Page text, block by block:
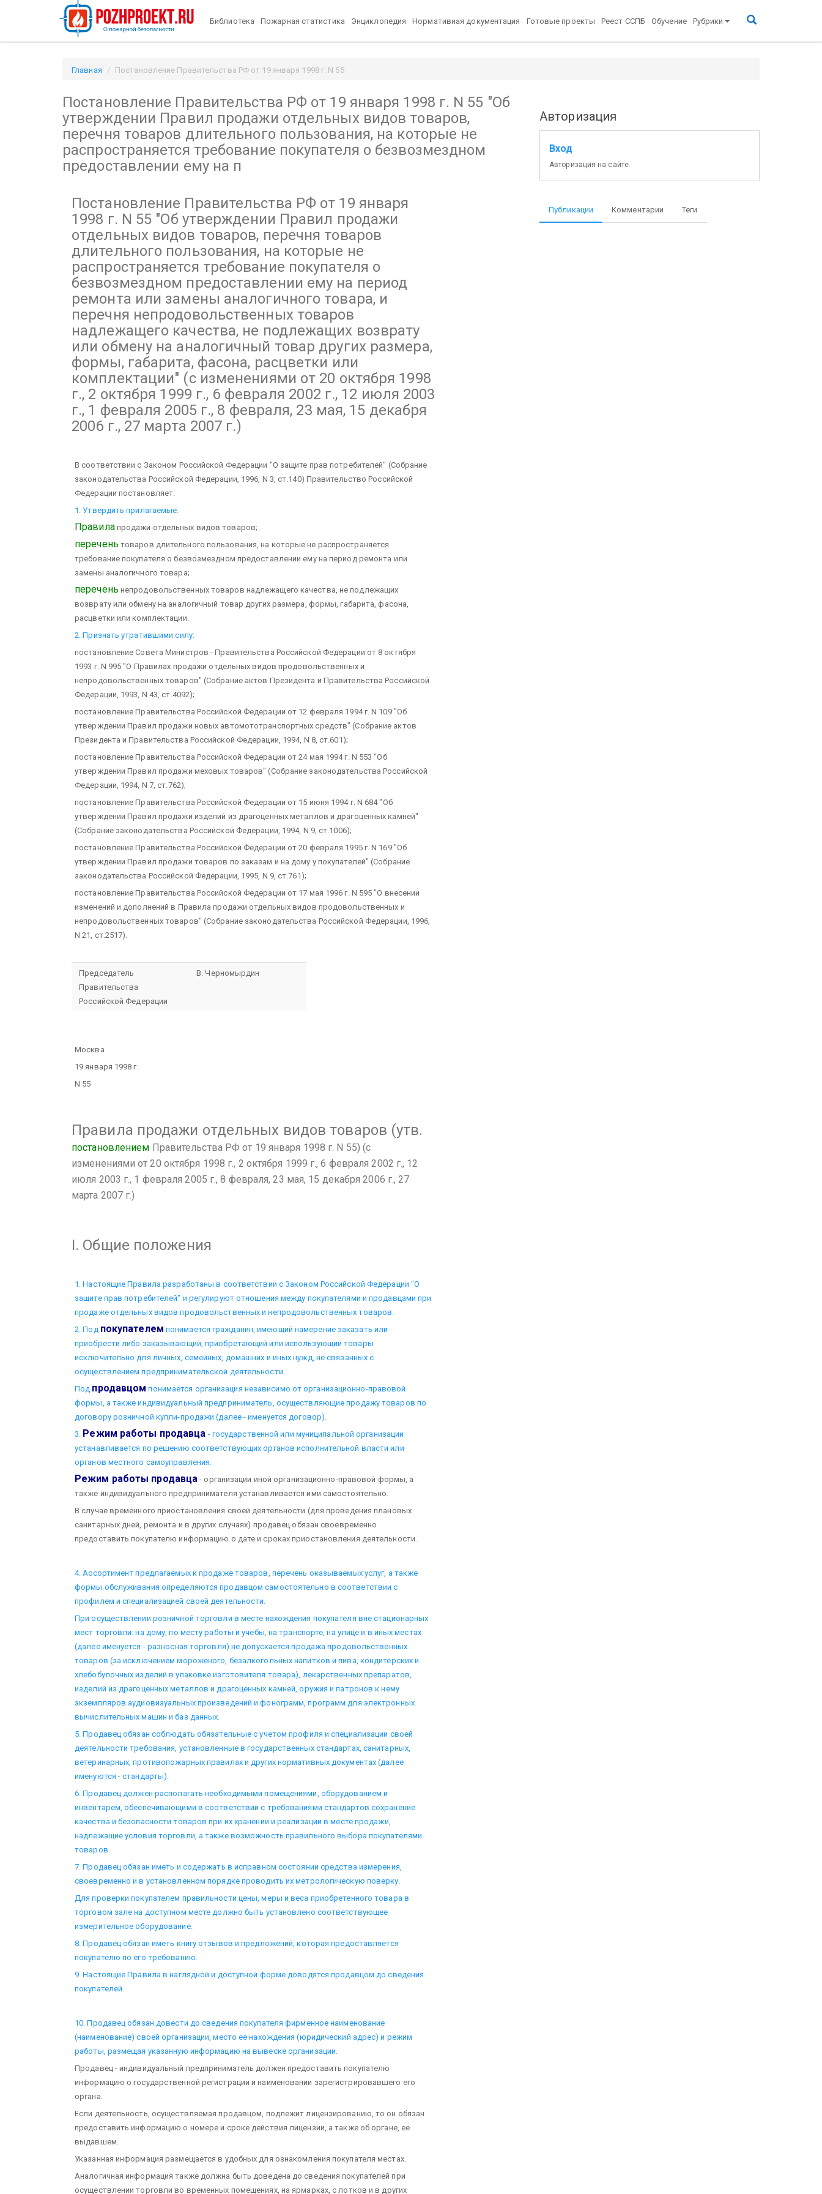
Библиотека Пожарная статистика Энциклопедия Нормативная документация Готовые проекты Реест ССПБ Обучение Рубрики
Главная
Постановление Правительства РФ от 19 января 1998 г. N 55
безвозмездном предоставлении ему на п / Pozhproekt.ru
Постановление Правительства РФ от 19 января 1998 г. N 55 "Об
утверждении Правил продажи отдельных видов товаров,
перечня товаров длительного пользования, на которые не
распространяется требование покупателя о безвозмездном
предоставлении ему на п
Постановление Правительства РФ от 19 января
1998 г. N 55 "Об утверждении Правил продажи
отдельных видов товаров, перечня товаров
длительного пользования, на которые не
распространяется требование покупателя о
безвозмездном предоставлении ему на период
ремонта или замены аналогичного товара, и
перечня непродовольственных товаров
надлежащего качества, не подлежащих возврату
или обмену на аналогичный товар других размера,
формы, габарита, фасона, расцветки или
комплектации" (с изменениями от 20 октября 1998
г., 2 октября 1999 г., 6 февраля 2002 г., 12 июля 2003
г., 1 февраля 2005 г., 8 февраля, 23 мая, 15 декабря
2006 г., 27 марта 2007 г.)
В соответствии с Законом Российской Федерации "О защите прав потребителей" (Собрание
законодательства Российской Федерации, 1996, N 3, ст.140) Правительство Российской
Федерации постановляет:
1. Утвердить прилагаемые:
Правилапродажи отдельных видов товаров;
перечень товаров длительного пользования, на которые не распространяется
требование покупателя о безвозмездном предоставлении ему на период ремонта или
замены аналогичного товара;
перечень непродовольственных товаров надлежащего качества, не подлежащих
возврату или обмену на аналогичный товар других размера, формы, габарита, фасона,
расцветки или комплектации.
2. Признать утратившими силу:
постановление Совета Министров - Правительства Российской Федерации от 8 октября
1993 г. N 995 "О Правилах продажи отдельных видов продовольственных и
непродовольственных товаров" (Собрание актов Президента и Правительства Российской
Федерации, 1993, N 43, ст.4092);
постановление Правительства Российской Федерации от 12 февраля 1994 г. N 109 "Об
утверждении Правил продажи новых автомототранспортных средств" (Собрание актов
Президента и Правительства Российской Федерации, 1994, N 8, ст.601);
постановление Правительства Российской Федерации от 24 мая 1994 г. N 553 "Об
утверждении Правил продажи меховых товаров" (Собрание законодательства Российской
Федерации, 1994, N 7, ст.762);
постановление Правительства Российской Федерации от 15 июня 1994 г. N 684 "Об
утверждении Правил продажи изделий из драгоценных металлов и драгоценных камней"
(Собрание законодательства Российской Федерации, 1994, N 9, ст.1006);
постановление Правительства Российской Федерации от 20 февраля 1995 г. N 169 "Об
утверждении Правил продажи товаров по заказам и на дому у покупателей" (Собрание
законодательства Российской Федерации, 1995, N 9, ст.761);
постановление Правительства Российской Федерации от 17 мая 1996 г. N 595 "О внесении
изменений и дополнений в Правила продажи отдельных видов продовольственных и
непродовольственных товаров" (Собрание законодательства Российской Федерации, 1996,
N 21, ст.2517).
Председатель
Правительства
Российской Федерации
В. Черномырдин
Москва
19 января 1998 г.
N 55
Правила продажи отдельных видов товаров (утв.
постановлением Правительства РФ от 19 января 1998 г. N 55) (с
изменениями от 20 октября 1998 г., 2 октября 1999 г., 6 февраля 2002 г., 12
июля 2003 г., 1 февраля 2005 г., 8 февраля, 23 мая, 15 декабря 2006 г., 27
марта 2007 г.)
I. Общие положения
1. Настоящие Правила разработаны в соответствии с Законом Российской Федерации "О
защите прав потребителей" и регулируют отношения между покупателями и продавцами при
продаже отдельных видов продовольственных и непродовольственных товаров.
2. Под покупателем понимается гражданин, имеющий намерение заказать или
приобрести либо заказывающий, приобретающий или использующий товары
исключительно для личных, семейных, домашних и иных нужд, не связанных с
осуществлением предпринимательской деятельности.
Под продавцом понимается организация независимо от организационно-правовой
формы, а также индивидуальный предприниматель, осуществляющие продажу товаров по
договору розничной купли-продажи (далее - именуется договор).
3. Режим работы продавца - государственной или муниципальной организации
устанавливается по решению соответствующих органов исполнительной власти или
органов местного самоуправления.
Режим работы продавца - организации иной организационно-правовой формы, а
также индивидуального предпринимателя устанавливается ими самостоятельно.
В случае временного приостановления своей деятельности (для проведения плановых
санитарных дней, ремонта и в других случаях) продавец обязан своевременно
предоставить покупателю информацию о дате и сроках приостановления деятельности.
4. Ассортимент предлагаемых к продаже товаров, перечень оказываемых услуг, а также
формы обслуживания определяются продавцом самостоятельно в соответствии с
профилем и специализацией своей деятельности.
При осуществлении розничной торговли в месте нахождения покупателя вне стационарных
мест торговли: на дому, по месту работы и учебы, на транспорте, на улице и в иных местах
(далее именуется - разносная торговля) не допускается продажа продовольственных
товаров (за исключением мороженого, безалкогольных напитков и пива, кондитерских и
хлебобулочных изделий в упаковке изготовителя товара), лекарственных препаратов,
изделий из драгоценных металлов и драгоценных камней, оружия и патронов к нему
экземпляров аудиовизуальных произведений и фонограмм, программ для электронных
вычислительных машин и баз данных.
5. Продавец обязан соблюдать обязательные с учетом профиля и специализации своей
деятельности требования, установленные в государственных стандартах, санитарных,
ветеринарных, противопожарных правилах и других нормативных документах (далее
именуются - стандарты).
6. Продавец должен располагать необходимыми помещениями, оборудованием и
инвентарем, обеспечивающими в соответствии с требованиями стандартов сохранение
качества и безопасности товаров при их хранении и реализации в месте продажи,
надлежащие условия торговли, а также возможность правильного выбора покупателями
товаров.
7. Продавец обязан иметь и содержать в исправном состоянии средства измерения,
своевременно и в установленном порядке проводить их метрологическую поверку.
Для проверки покупателем правильности цены, меры и веса приобретенного товара в
торговом зале на доступном месте должно быть установлено соответствующее
измерительное оборудование.
8. Продавец обязан иметь книгу отзывов и предложений, которая предоставляется
покупателю по его требованию.
9. Настоящие Правила в наглядной и доступной форме доводятся продавцом до сведения
покупателей.
10. Продавец обязан довести до сведения покупателя фирменное наименование
(наименование) своей организации, место ее нахождения (юридический адрес) и режим
работы, размещая указанную информацию на вывеске организации.
Продавец - индивидуальный предприниматель должен предоставить покупателю
информацию о государственной регистрации и наименовании зарегистрировавшего его
органа.
Если деятельность, осуществляемая продавцом, подлежит лицензированию, то он обязан
предоставить информацию о номере и сроке действия лицензии, а также об органе, ее
выдавшем.
Указанная информация размещается в удобных для ознакомления покупателя местах.
Аналогичная информация также должна быть доведена до сведения покупателей при
осуществлении торговли во временных помещениях, на ярмарках, с лотков и в других
Авторизация
Вход
Авторизация на сайте.
Публикации Комментарии Теги